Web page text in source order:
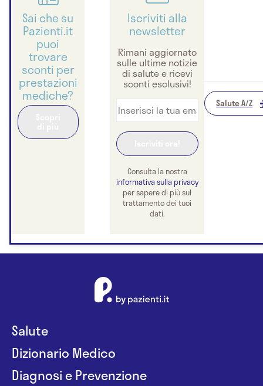
Sai che su
Pazienti.it
puoi
trovare
sconti per
prestazioni
mediche?
Iscriviti alla
newsletter
Rimani aggiornato
sulle ultime notizie
di salute e ricevi
sconti esclusivi!
Consulta la nostra
informativa sulla privacy
per sapere di più sul
trattamento dei tuoi
dati.
Salute A/Z
Salute
Dizionario Medico
Diagnosi e Prevenzione